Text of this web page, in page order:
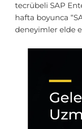
tecrübeli SAP
hafta boyunca
deneyimler elde